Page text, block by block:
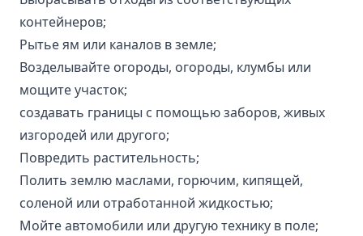
контейнеров;
Рытье ям или каналов в земле;
Возделывайте огороды, огороды, клумбы или
мощите участок;
создавать границы с помощью заборов, живых
изгородей или другого;
Повредить растительность;
Полить землю маслами, горючим, кипящей,
соленой или отработанной жидкостью;
Мойте автомобили или другую технику в поле;